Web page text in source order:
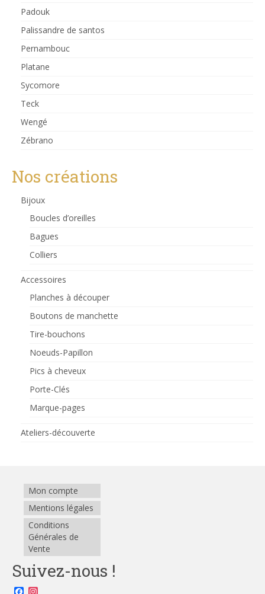
Padouk
Palissandre de santos
Pernambouc
Platane
Sycomore
Teck
Wengé
Zébrano
Nos créations
Bijoux
Boucles d’oreilles
Bagues
Colliers
Accessoires
Planches à découper
Boutons de manchette
Tire-bouchons
Noeuds-Papillon
Pics à cheveux
Porte-Clés
Marque-pages
Ateliers-découverte
Mon compte
Mentions légales
Conditions
Générales de
Vente
Suivez-nous !